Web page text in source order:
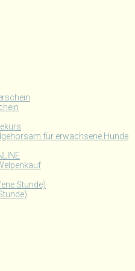
für erwachsene Hunde
Stunde)